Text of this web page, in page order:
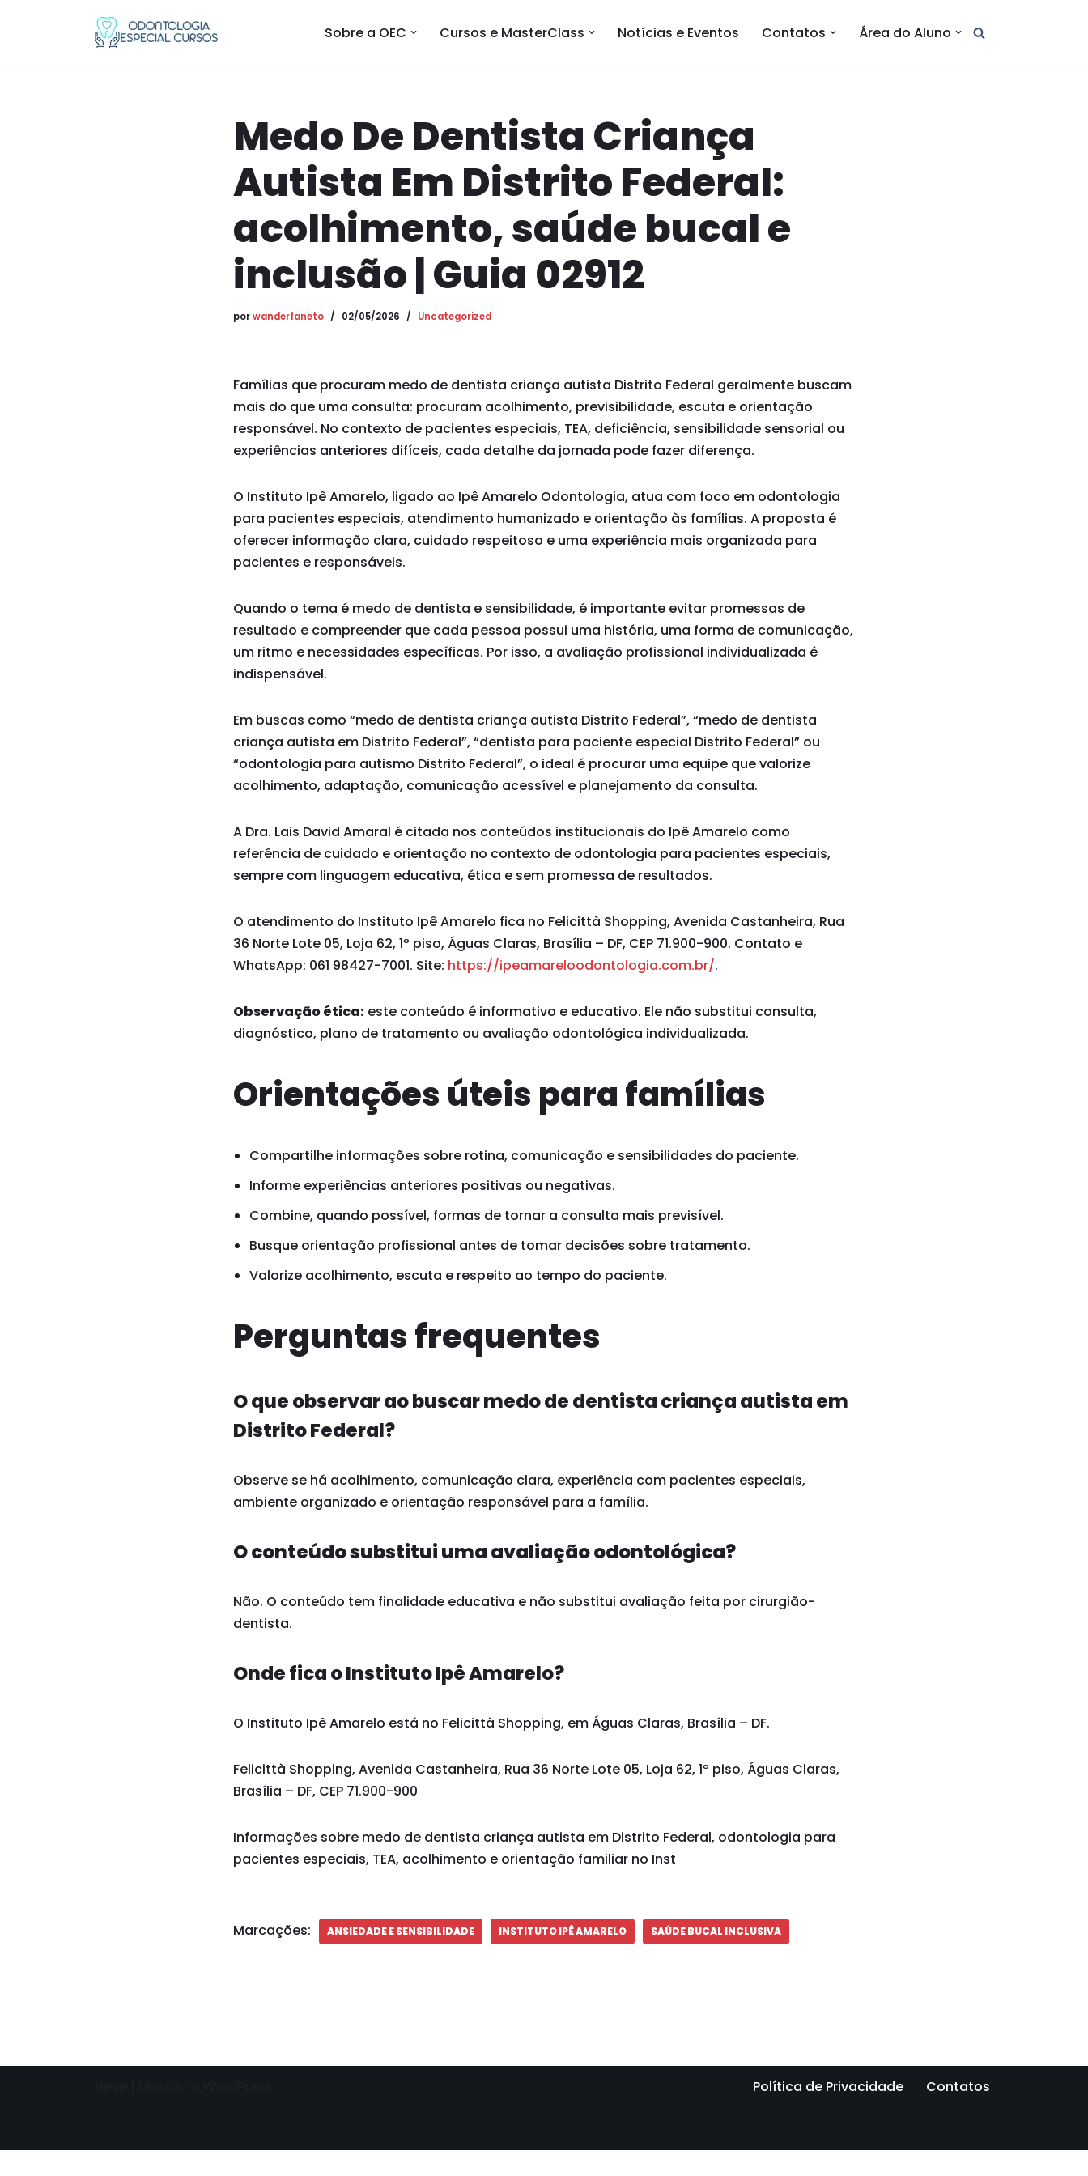
Sobre a OEC Cursos e MasterClass Notícias e Eventos Contatos Área do Aluno
Medo De Dentista Criança
Autista Em Distrito Federal:
acolhimento, saúde bucal e
inclusão | Guia 02912
porwanderfaneto 02/05/2026 Uncategorized
Famílias que procuram medo de dentista criança autista Distrito Federal geralmente buscam
mais do que uma consulta: procuram acolhimento, previsibilidade, escuta e orientação
responsável. No contexto de pacientes especiais, TEA, deficiência, sensibilidade sensorial ou
experiências anteriores difíceis, cada detalhe da jornada pode fazer diferença.
O Instituto Ipê Amarelo, ligado ao Ipê Amarelo Odontologia, atua com foco em odontologia
para pacientes especiais, atendimento humanizado e orientação às famílias. A proposta é
oferecer informação clara, cuidado respeitoso e uma experiência mais organizada para
pacientes e responsáveis.
Quando o tema é medo de dentista e sensibilidade, é importante evitar promessas de
resultado e compreender que cada pessoa possui uma história, uma forma de comunicação,
um ritmo e necessidades específicas. Por isso, a avaliação profissional individualizada é
indispensável.
Em buscas como “medo de dentista criança autista Distrito Federal”, “medo de dentista
criança autista em Distrito Federal”, “dentista para paciente especial Distrito Federal” ou
“odontologia para autismo Distrito Federal”, o ideal é procurar uma equipe que valorize
acolhimento, adaptação, comunicação acessível e planejamento da consulta.
A Dra. Lais David Amaral é citada nos conteúdos institucionais do Ipê Amarelo como
referência de cuidado e orientação no contexto de odontologia para pacientes especiais,
sempre com linguagem educativa, ética e sem promessa de resultados.
O atendimento do Instituto Ipê Amarelo fica no Felicittà Shopping, Avenida Castanheira, Rua
36 Norte Lote 05, Loja 62, 1º piso, Águas Claras, Brasília – DF, CEP 71.900-900. Contato e
WhatsApp: 061 98427-7001. Site: https://ipeamareloodontologia.com.br/.
Observação ética: este conteúdo é informativo e educativo. Ele não substitui consulta,
diagnóstico, plano de tratamento ou avaliação odontológica individualizada.
Orientações úteis para famílias
Compartilhe informações sobre rotina, comunicação e sensibilidades do paciente.
Informe experiências anteriores positivas ou negativas.
Combine, quando possível, formas de tornar a consulta mais previsível.
Busque orientação profissional antes de tomar decisões sobre tratamento.
Valorize acolhimento, escuta e respeito ao tempo do paciente.
Perguntas frequentes
O que observar ao buscar medo de dentista criança autista em
Distrito Federal?
Observe se há acolhimento, comunicação clara, experiência com pacientes especiais,
ambiente organizado e orientação responsável para a família.
O conteúdo substitui uma avaliação odontológica?
Não. O conteúdo tem finalidade educativa e não substitui avaliação feita por cirurgião-
dentista.
Onde fica o Instituto Ipê Amarelo?
O Instituto Ipê Amarelo está no Felicittà Shopping, em Águas Claras, Brasília – DF.
Felicittà Shopping, Avenida Castanheira, Rua 36 Norte Lote 05, Loja 62, 1º piso, Águas Claras,
Brasília – DF, CEP 71.900-900
Informações sobre medo de dentista criança autista em Distrito Federal, odontologia para
pacientes especiais, TEA, acolhimento e orientação familiar no Inst
Marcações: ANSIEDADE E SENSIBILIDADE INSTITUTO IPÊ AMARELO SAÚDE BUCAL INCLUSIVA
Política de Privacidade Contatos